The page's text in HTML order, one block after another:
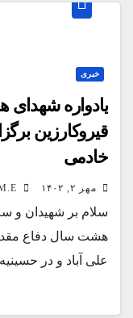
خبری
یادواره
قیروکارزین
خادمی
مهر ۲, ۱۴۰۲
سلام بر شهیدان و
هشت سال دفاع
علی آباد و در